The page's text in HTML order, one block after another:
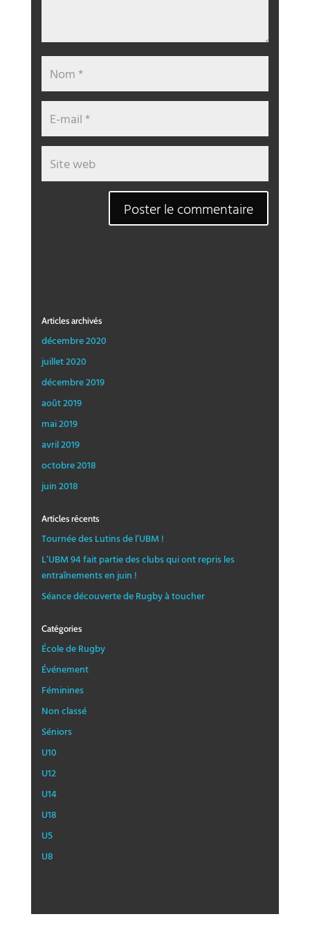
Articles archivés
décembre 2020
juillet 2020
décembre 2019
août 2019
mai 2019
avril 2019
octobre 2018
juin 2018
Articles récents
Tournée des Lutins de l’UBM !
L’UBM 94 fait partie des clubs qui ont repris les
entraînements en juin !
Séance découverte de Rugby à toucher
Catégories
École de Rugby
Événement
Féminines
Non classé
Séniors
U10
U12
U14
U18
U5
U8